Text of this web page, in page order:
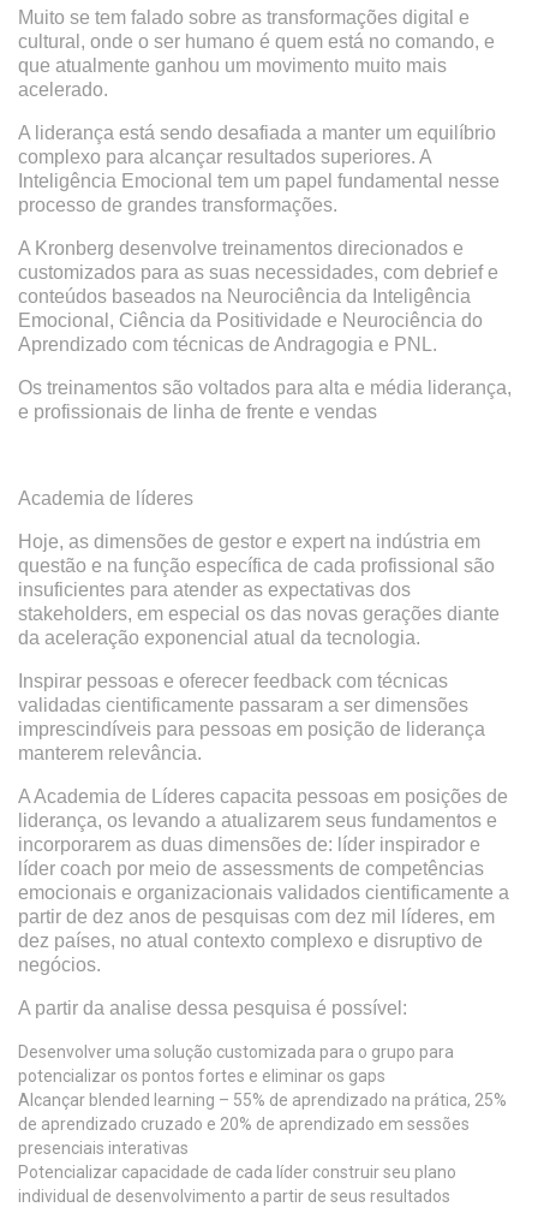
Muito se tem falado sobre as transformações digital e
cultural, onde o ser humano é quem está no comando, e
que atualmente ganhou um movimento muito mais
acelerado.
A liderança está sendo desafiada a manter um equilíbrio
complexo para alcançar resultados superiores. A
Inteligência Emocional tem um papel fundamental nesse
processo de grandes transformações.
A Kronberg desenvolve treinamentos direcionados e
customizados para as suas necessidades, com debrief e
conteúdos baseados na Neurociência da Inteligência
Emocional, Ciência da Positividade e Neurociência do
Aprendizado com técnicas de Andragogia e PNL.
Os treinamentos são voltados para alta e média liderança,
e profissionais de linha de frente e vendas
Academia de líderes
Hoje, as dimensões de gestor e expert na indústria em
questão e na função específica de cada profissional são
insuficientes para atender as expectativas dos
stakeholders, em especial os das novas gerações diante
da aceleração exponencial atual da tecnologia.
Inspirar pessoas e oferecer feedback com técnicas
validadas cientificamente passaram a ser dimensões
imprescindíveis para pessoas em posição de liderança
manterem relevância.
A Academia de Líderes capacita pessoas em posições de
liderança, os levando a atualizarem seus fundamentos e
incorporarem as duas dimensões de: líder inspirador e
líder coach por meio de assessments de competências
emocionais e organizacionais validados cientificamente a
partir de dez anos de pesquisas com dez mil líderes, em
dez países, no atual contexto complexo e disruptivo de
negócios.
A partir da analise dessa pesquisa é possível:
Desenvolver uma solução customizada para o grupo para
potencializar os pontos fortes e eliminar os gaps
Alcançar blended learning – 55% de aprendizado na prática, 25%
de aprendizado cruzado e 20% de aprendizado em sessões
presenciais interativas
Potencializar capacidade de cada líder construir seu plano
individual de desenvolvimento a partir de seus resultados